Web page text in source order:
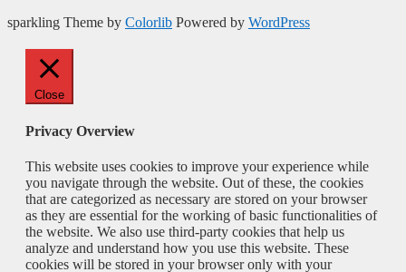
sparkling Theme by Colorlib Powered by WordPress
Close
Privacy Overview
This website uses cookies to improve your experience while
you navigate through the website. Out of these, the cookies
that are categorized as necessary are stored on your browser
as they are essential for the working of basic functionalities of
the website. We also use third-party cookies that help us
analyze and understand how you use this website. These
cookies will be stored in your browser only with your